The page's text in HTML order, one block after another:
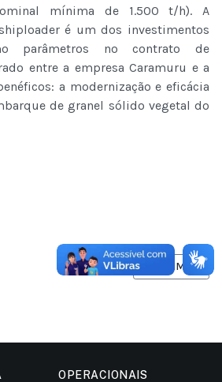
mínima de 1.500 t/h). A
é um dos investimentos
parâmetros no contrato de
entre a empresa Caramuru e a
a modernização e eficácia
de granel sólido vegetal do
RECEBE VISITA DO CÔNSUL DO JAPÃO,
PRÓXIMO
PRÓXIMO
OPERACIONAIS